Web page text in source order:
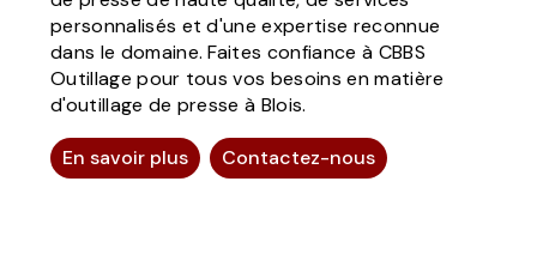
personnalisés et d'une expertise reconnue
dans le domaine. Faites confiance à CBBS
Outillage pour tous vos besoins en matière
d'outillage de presse à Blois.
En savoir plus Contactez-nous